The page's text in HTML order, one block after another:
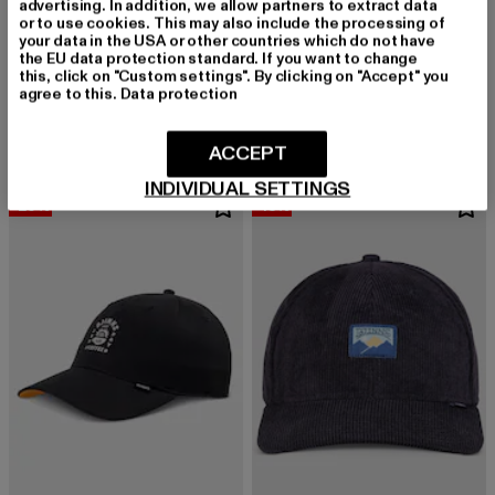
DJINNS
HFT Cap Guy in a Cup
DJINNS
-20% -13%
advertising. In addition, we allow partners to extract data
or to use cookies. This may also include the processing of
your data in the USA or other countries which do not have
the EU data protection standard. If you want to change
this, click on "Custom settings". By clicking on "Accept" you
agree to this. Data protection
INDIVIDUAL SETTINGS
ACCEPT